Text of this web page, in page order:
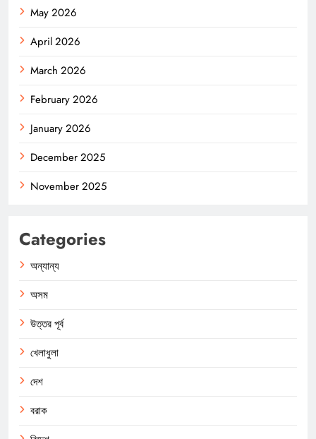
May 2026
April 2026
March 2026
February 2026
January 2026
December 2025
November 2025
Categories
অন্যান্য
অসম
উত্তর পূর্ব
খেলাধুলা
দেশ
বরাক